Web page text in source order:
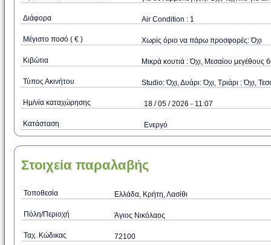
Διάφορα Air Condition : 1
Μέγιστο ποσό ( € ) Xωρίς όριο να πάρω προσφορές: Όχι
Κιβώτια Μικρά κουτιά : Όχι, Μεσαίου
Τύπος Ακινήτου Studio: Όχι, Δυάρι: Όχι, Τριάρι : Όχι,
Ημ/νία καταχώρησης 18 / 05 / 2026 - 11:07
Κατάσταση Ενεργό
Στοιχεία παραλαβής
Τοποθεσία Ελλάδα, Κρήτη, Λασίθι
Πόλη/Περιοχή Άγιος Νικόλαος
Ταχ. Κώδικας 72100